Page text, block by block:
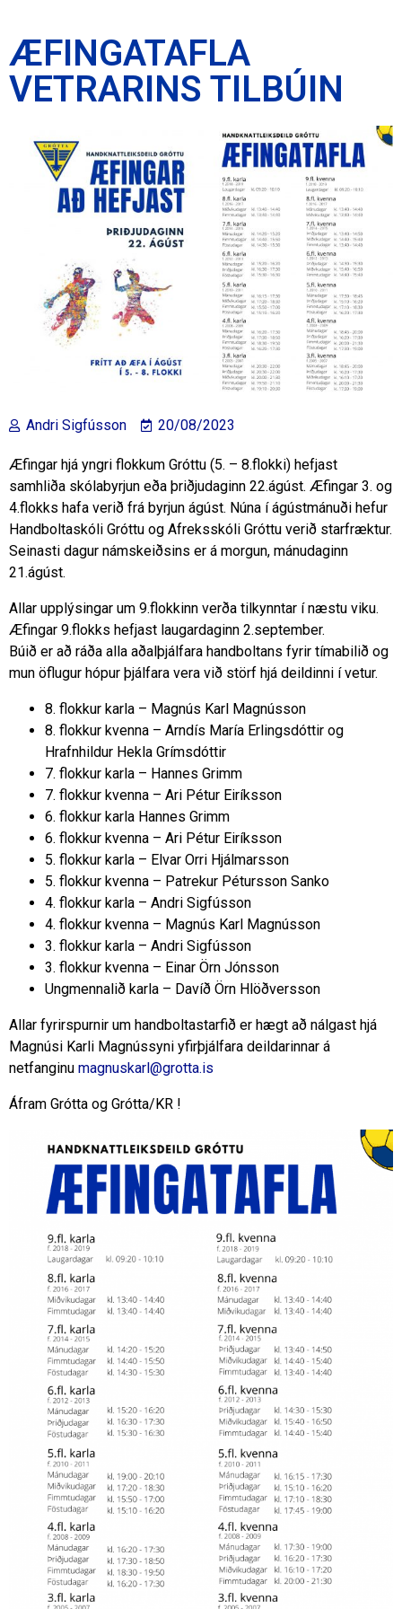
ÆFINGATAFLA
VETRARINS TILBÚIN
Andri Sigfússon 20/08/2023
Æfingar hjá yngri flokkum Gróttu (5. – 8.flokki) hefjast
samhliða skólabyrjun eða þriðjudaginn 22.ágúst. Æfingar 3. og
4.flokks hafa verið frá byrjun ágúst. Núna í ágústmánuði hefur
Handboltaskóli Gróttu og Afreksskóli Gróttu verið starfræktur.
Seinasti dagur námskeiðsins er á morgun, mánudaginn
21.ágúst.
Allar upplýsingar um 9.flokkinn verða tilkynntar í næstu viku.
Æfingar 9.flokks hefjast laugardaginn 2.september.
Búið er að ráða alla aðalþjálfara handboltans fyrir tímabilið og
mun öflugur hópur þjálfara vera við störf hjá deildinni í vetur.
8. flokkur karla – Magnús Karl Magnússon
8. flokkur kvenna – Arndís María Erlingsdóttir og
Hrafnhildur Hekla Grímsdóttir
7. flokkur karla – Hannes Grimm
7. flokkur kvenna – Ari Pétur Eiríksson
6. flokkur karla Hannes Grimm
6. flokkur kvenna – Ari Pétur Eiríksson
5. flokkur karla – Elvar Orri Hjálmarsson
5. flokkur kvenna – Patrekur Pétursson Sanko
4. flokkur karla – Andri Sigfússon
4. flokkur kvenna – Magnús Karl Magnússon
3. flokkur karla – Andri Sigfússon
3. flokkur kvenna – Einar Örn Jónsson
Ungmennalið karla – Davíð Örn Hlöðversson
Allar fyrirspurnir um handboltastarfið er hægt að nálgast hjá
Magnúsi Karli Magnússyni yfirþjálfara deildarinnar á
netfanginu magnuskarl@grotta.is
Áfram Grótta og Grótta/KR !